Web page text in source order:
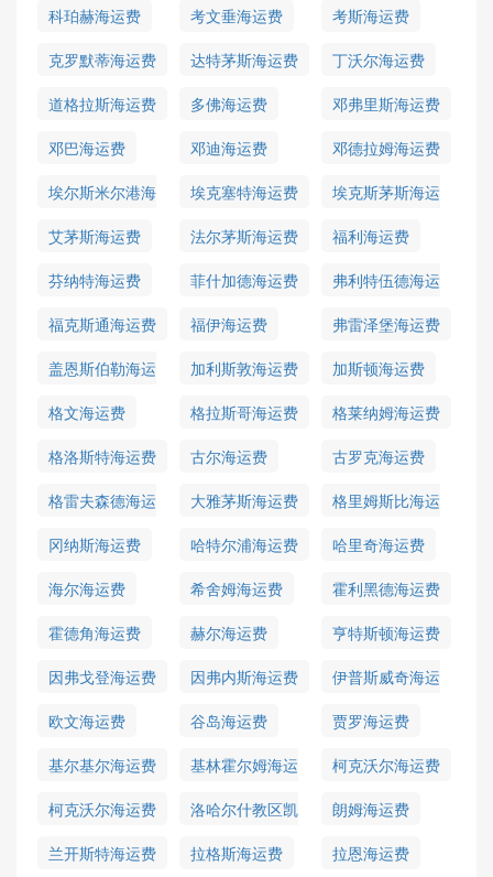
科珀赫海运费 考文垂海运费
考斯海运费
克罗默蒂海运费
达特茅斯海运费
丁沃尔海运费
道格拉斯海运费
多佛海运费
邓弗里斯海运费
邓巴海运费
邓迪海运费
邓德拉姆海运费
埃尔斯米尔港海
运费
埃克塞特海运费
埃克斯茅斯海运
费
艾茅斯海运费 法尔茅斯海运费
福利海运费
芬纳特海运费
菲什加德海运费
弗利特伍德海运
福克斯通海运费 福伊海运费
弗雷泽堡海运费
盖恩斯伯勒海运
费
加利斯敦海运费
加斯顿海运费
格文海运费
格拉斯哥海运费
格莱纳姆海运费
格洛斯特海运费
古尔海运费
古罗克海运费
格雷夫森德海运
大雅茅斯海运费
格里姆斯比海运
冈纳斯海运费 哈特尔浦海运费
哈里奇海运费
海尔海运费
希舍姆海运费
霍利黑德海运费
霍德角海运费
赫尔海运费
亨特斯顿海运费
因弗戈登海运费
因弗内斯海运费
伊普斯威奇海运
欧文海运费 谷岛海运费
贾罗海运费
基尔基尔海运费
基林霍尔姆海运
柯克沃尔海运费
柯克沃尔海运费
洛哈尔什教区凯
尔海运费
朗姆海运费
兰开斯特海运费
拉格斯海运费
拉恩海运费